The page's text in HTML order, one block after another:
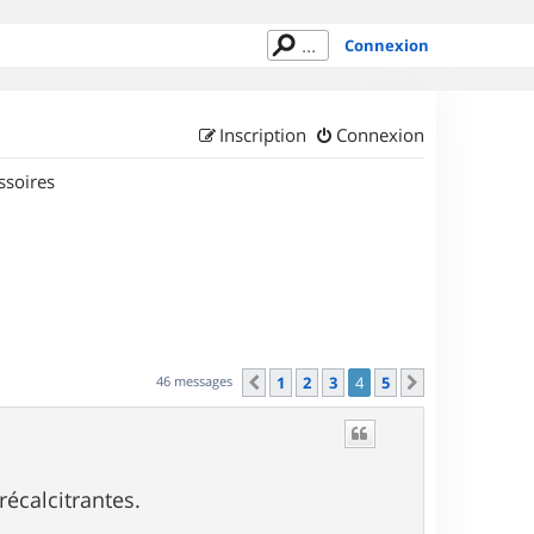
Connexion
Connexion
Inscription
46 messages Précédent
1 2 3 4 5